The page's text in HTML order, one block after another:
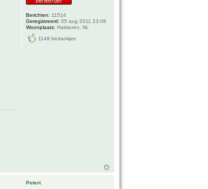
Berichten: 11514
Geregistreerd: 05 aug 2011 23:08
Woonplaats: Halsteren, NL
1149 bedankjes
Petert